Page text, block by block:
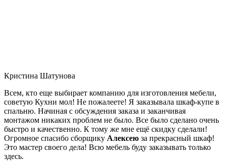
Кристина Шатунова
Всем, кто еще выбирает компанию для изготовления мебели,
советую Кухни мол! Не пожалеете! Я заказывала шкаф-купе в
спальню. Начиная с обсуждения заказа и заканчивая
монтажом никаких проблем не было. Все было сделано очень
быстро и качественно. К тому же мне ещё скидку сделали!
Огромное спасибо сборщику Алексею за прекрасный шкаф!
Это мастер своего дела! Всю мебель буду заказывать только
здесь.